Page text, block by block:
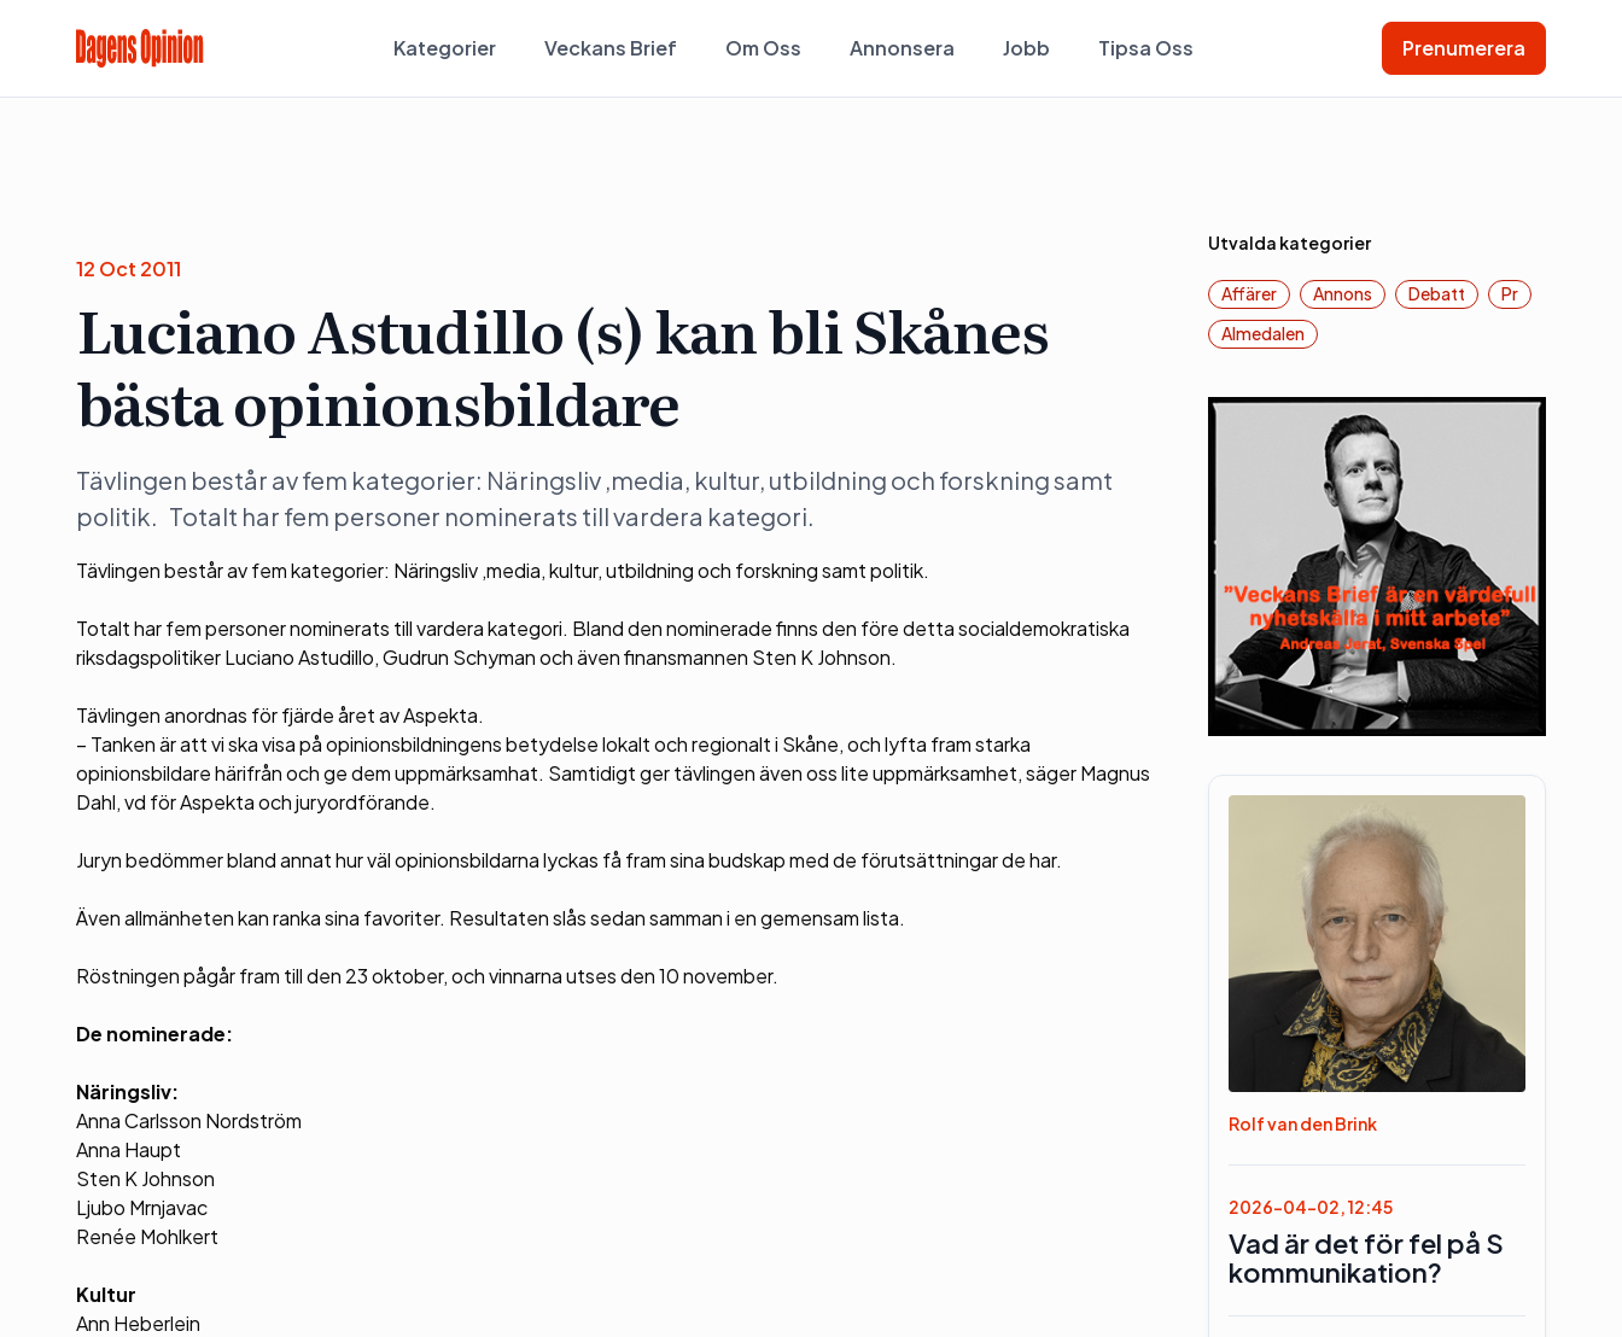
Kategorier Veckans Brief Om Oss Annonsera Jobb Tipsa Oss Prenumerera
12 Oct 2011
Luciano Astudillo (s) kan bli Skånes
bästa opinionsbildare
Tävlingen består av fem kategorier: Näringsliv ,media, kultur, utbildning och forskning samt
politik. Totalt har fem personer nominerats till vardera kategori.
Tävlingen består av fem kategorier: Näringsliv ,media, kultur, utbildning och forskning samt politik.
Totalt har fem personer nominerats till vardera kategori. Bland den nominerade finns den före detta socialdemokratiska
riksdagspolitiker Luciano Astudillo, Gudrun Schyman och även finansmannen Sten K Johnson.
Tävlingen anordnas för fjärde året av Aspekta.
– Tanken är att vi ska visa på opinionsbildningens betydelse lokalt och regionalt i Skåne, och lyfta fram starka
opinionsbildare härifrån och ge dem uppmärksamhat. Samtidigt ger tävlingen även oss lite uppmärksamhet, säger Magnus
Dahl, vd för Aspekta och juryordförande.
Juryn bedömmer bland annat hur väl opinionsbildarna lyckas få fram sina budskap med de förutsättningar de har.
Även allmänheten kan ranka sina favoriter. Resultaten slås sedan samman i en gemensam lista.
Röstningen pågår fram till den 23 oktober, och vinnarna utses den 10 november.
De nominerade:
Näringsliv:
Anna Carlsson Nordström
Anna Haupt
Sten K Johnson
Ljubo Mrnjavac
Renée Mohlkert
Kultur
Ann Heberlein
Utvalda kategorier
Affärer Annons Debatt
Pr
Almedalen
Rolf van den Brink
2026-04-02, 12:45
Vad är det för fel på S
kommunikation?